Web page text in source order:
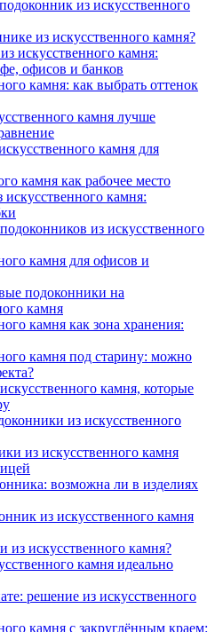
из искусственного
из искусственного камня?
искусственного камня:
офисов и банков
камня: как выбрать оттенок
камня лучше
камня для
камня как рабочее место
камня:
из искусственного
камня для офисов и
подоконники на
камня
камня как зона хранения:
камня под старину: можно
камня, которые
из искусственного
из искусственного камня
возможна ли в изделиях
из искусственного камня
из искусственного камня?
камня идеально
решение из искусственного
камня с закруглённым краем: